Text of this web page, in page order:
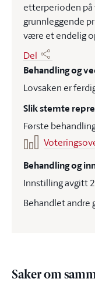
etterperioden på
grunnleggende
være et endelig
Del
Behandling og
Lovsaken er
Slik stemte
Første
Behandling og
Innstilling avgitt
Behandlet andre
Saker om